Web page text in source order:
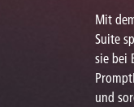
Mit
Suite
sie bei
und